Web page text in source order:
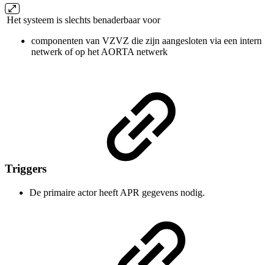
Het systeem is slechts benaderbaar voor
componenten van VZVZ die zijn aangesloten via een intern
netwerk of op het AORTA netwerk
Triggers
De primaire actor heeft APR gegevens nodig.